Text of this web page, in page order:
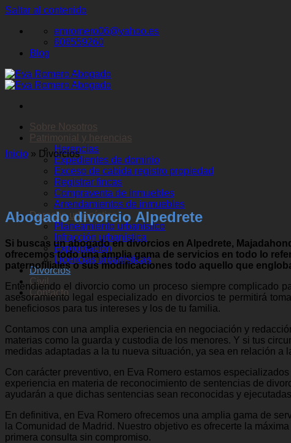
Saltar al contenido
emromero06@yahoo.es
606559260
Blog
Sobre Nosotros
Patrimonial y herencias
Herencias
Expedientes de dominio
Exceso de cabida registro propiedad
Registrar fincas
Compraventa de inmuebles
Arrendamientos de inmuebles
Derecho urbanístico
Planeamiento urbanístico
Infracción urbanística
Expropiación
Licencias urbanísticas
Divorcios
Civil
Contacto
Inicio » Divorcios
Abogado divorcio Alpedrete
Si buscas un abogado en divorcios en Alpedrete,
ofrecemos todo una amplia gama de servicios en todo lo
paternofiliales o sus modificaciones todo aquello que
Entendiendo el divorcio como un proceso siempre complicado
asesoramiento legal especializado en divorcios te permitirá
beneficiosos para tus intereses y los de tu familia.
Contamos con una amplia experiencia en negociación y
materias como la guarda y custodia de los menores. Y si tus
medidas adaptadas a la tu nueva situación, ya sea en relación
Con carácter preventivo, en Eva Romero estamos
experiencia en materia de reconocimiento de sentencias de
ayudarán a que dichas sentencias sean reconocidas y
En definitiva, en Eva Romero ofrecemos una amplia gama de
la Comunidad de Madrid. Nuestro objetivo es ofrecerte la
primera consulta sin compromiso.